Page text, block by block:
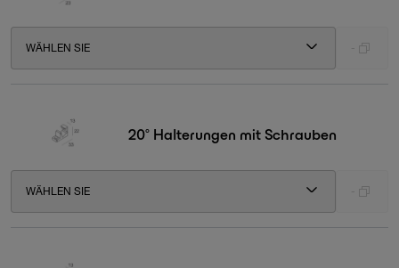
WÄHLEN SIE
20° Halterungen mit Schrauben
WÄHLEN SIE